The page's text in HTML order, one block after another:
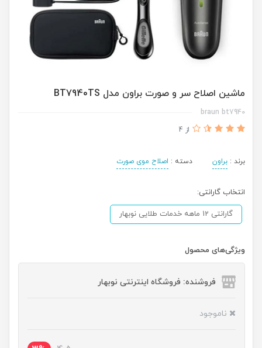
ماشین اصلاح سر و صورت براون مدل BT7940TS
braun bt7940
از 4
برند : براون دسته : اصلاح موی صورت
انتخاب گارانتی:
گارانتی 12 ماهه خدمات طلایی نوبهار
ویژگی‌های محصول
فروشنده: فروشگاه اینترنتی نوبهار
ناموجود